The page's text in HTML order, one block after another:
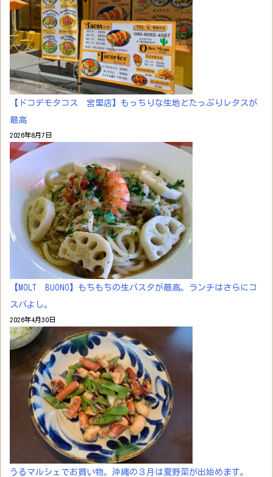
【ドコデモタコス 宮里店】もっちりな生地とたっぷりレタスが
最高
2026年8月7日
【MOLT BUONO】もちもちの生パスタが最高。ランチはさらにコ
スパよし。
2026年4月30日
うるマルシェでお買い物。沖縄の３月は夏野菜が出始めます。